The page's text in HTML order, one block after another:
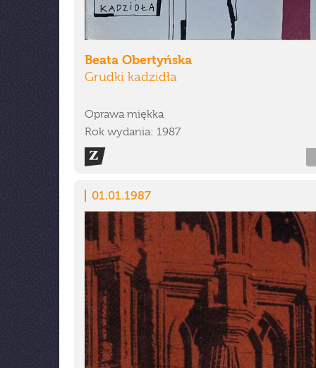
Beata Obertyńska
Grudki kadzidła
Oprawa miękka
Rok wydania: 1987
01.01.1987